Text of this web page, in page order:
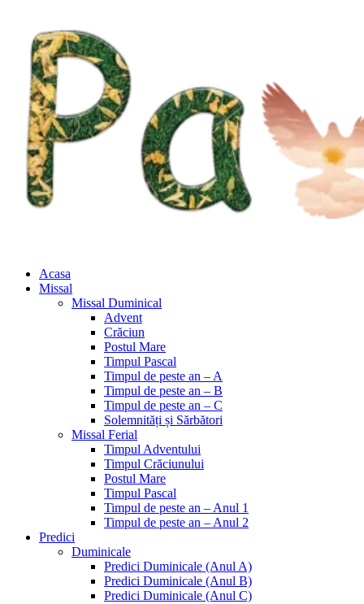
Acasa
Missal
Missal Duminical
Advent
Crăciun
Postul Mare
Timpul Pascal
Timpul de peste an – A
Timpul de peste an – B
Timpul de peste an – C
Solemnități și Sărbători
Missal Ferial
Timpul Adventului
Timpul Crăciunului
Postul Mare
Timpul Pascal
Timpul de peste an – Anul 1
Timpul de peste an – Anul 2
Predici
Duminicale
Predici Duminicale (Anul A)
Predici Duminicale (Anul B)
Predici Duminicale (Anul C)